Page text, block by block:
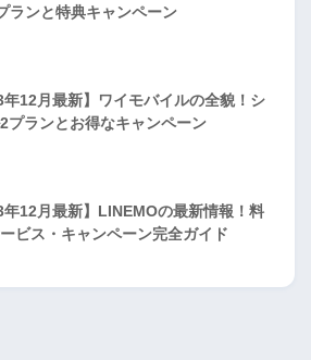
ランと特典キャンペーン
年12月最新】ワイモバイルの全貌！シ
プランとお得なキャンペーン
年12月最新】LINEMOの最新情報！料
ビス・キャンペーン完全ガイド